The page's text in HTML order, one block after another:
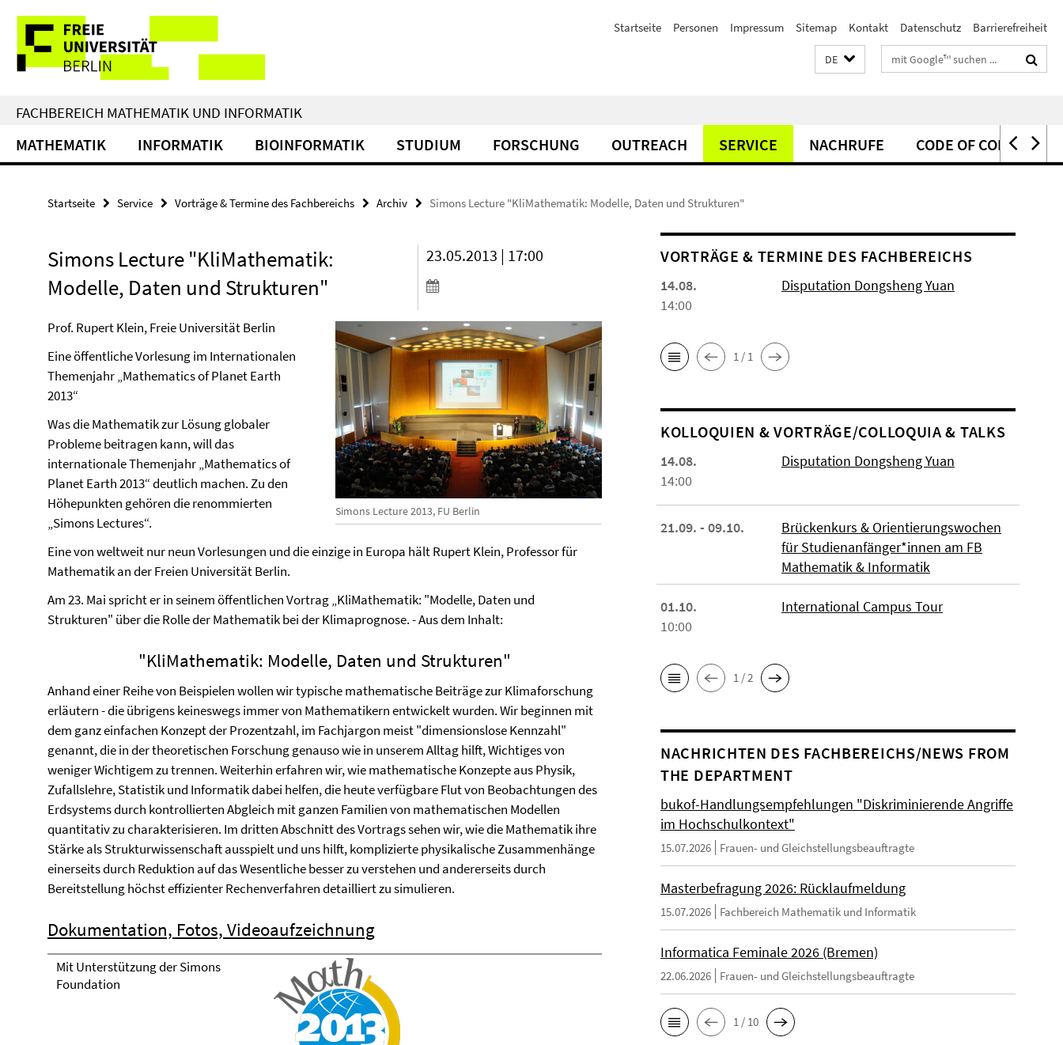
direkt
Inhalt
Service-
Navigation
Startseite Personen Impressum Sitemap Kontakt Datenschutz Barrierefreiheit
DE Suchbegriffe
FACHBEREICH MATHEMATIK UND INFORMATIK
MATHEMATIK INFORMATIK BIOINFORMATIK STUDIUM FORSCHUNG OUTREACH SERVICE NACHRUFE CODE OF CONDUCT
Startseite Service Vorträge & Termine des Fachbereichs Archiv Simons Lecture "KliMathematik: Modelle, Daten und Strukturen"
Simons Lecture "KliMathematik:
Modelle, Daten und Strukturen"
23.05.2013 | 17:00
Simons Lecture 2013, FU Berlin
Prof. Rupert Klein, Freie Universität Berlin
Eine öffentliche Vorlesung im Internationalen
Themenjahr „Mathematics of Planet Earth
2013“
Was die Mathematik zur Lösung globaler
Probleme beitragen kann, will das
internationale Themenjahr „Mathematics of
Planet Earth 2013“ deutlich machen. Zu den
Höhepunkten gehören die renommierten
„Simons Lectures“.
Eine von weltweit nur neun Vorlesungen und die einzige in Europa hält Rupert Klein, Professor für
Mathematik an der Freien Universität Berlin.
Am 23. Mai spricht er in seinem öffentlichen Vortrag „KliMathematik: "Modelle, Daten und
Strukturen" über die Rolle der Mathematik bei der Klimaprognose. - Aus dem Inhalt:
"KliMathematik: Modelle, Daten und Strukturen"
Anhand einer Reihe von Beispielen wollen wir typische mathematische Beiträge zur Klimaforschung
erläutern - die übrigens keineswegs immer von Mathematikern entwickelt wurden. Wir beginnen mit
dem ganz einfachen Konzept der Prozentzahl, im Fachjargon meist "dimensionslose Kennzahl"
genannt, die in der theoretischen Forschung genauso wie in unserem Alltag hilft, Wichtiges von
weniger Wichtigem zu trennen. Weiterhin erfahren wir, wie mathematische Konzepte aus Physik,
Zufallslehre, Statistik und Informatik dabei helfen, die heute verfügbare Flut von Beobachtungen des
Erdsystems durch kontrollierten Abgleich mit ganzen Familien von mathematischen Modellen
quantitativ zu charakterisieren. Im dritten Abschnitt des Vortrags sehen wir, wie die Mathematik ihre
Stärke als Strukturwissenschaft ausspielt und uns hilft, komplizierte physikalische Zusammenhänge
einerseits durch Reduktion auf das Wesentliche besser zu verstehen und andererseits durch
Bereitstellung höchst effizienter Rechenverfahren detailliert zu simulieren.
Dokumentation, Fotos, Videoaufzeichnung
Mit Unterstützung der Simons
Foundation
VORTRÄGE & TERMINE DES FACHBEREICHS
14.08.
14:00
Disputation Dongsheng Yuan
1 / 1
KOL­LO­QUIEN & VORTRÄGE/COLLOQUIA & TALKS
14.08.
14:00
Disputation Dongsheng Yuan
21.09. - 09.10.
Brückenkurs & Orientierungswochen
für Studienanfänger*innen am FB
Mathematik & Informatik
01.10.
10:00
International Campus Tour
1 / 2
NACHRICHTEN DES FACHBEREICHS/NEWS FROM
THE DEPARTMENT
bukof-Handlungsempfehlungen "Diskriminierende Angriffe
im Hochschulkontext"
15.07.2026 Frauen- und Gleichstellungsbeauftragte
Masterbefragung 2026: Rücklaufmeldung
15.07.2026 Fachbereich Mathematik und Informatik
Informatica Feminale 2026 (Bremen)
22.06.2026 Frauen- und Gleichstellungsbeauftragte
1 / 10